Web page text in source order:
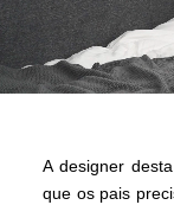
A designer
que os pais